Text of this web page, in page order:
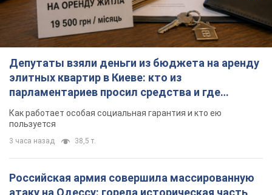
Российская армия совершила массированную
атаку на Одессу: горела историческая часть
города, есть пострадавшие. Фото и видео
Для террора враг применил ракеты и дроны
21,4 т.
Армия России попала в две соседние
многоэтажки в Харькове: двое погибших, 13
пострадавших
Враг умышленно бьет по жилым домам
час назад 1,8 т.